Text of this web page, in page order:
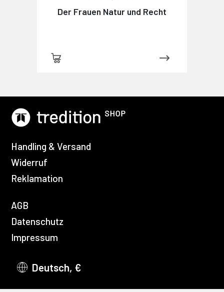
Der Frauen Natur und Recht
Handling & Versand
Widerruf
Reklamation
AGB
Datenschutz
Impressum
Deutsch, €